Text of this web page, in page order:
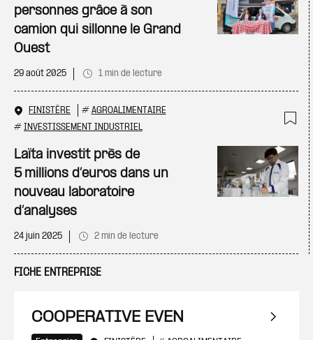
personnes grâce à son
camion qui sillonne le Grand
Ouest
29 août 2025 1 min de lecture
FINISTÈRE # AGROALIMENTAIRE
# INVESTISSEMENT INDUSTRIEL
Laïta investit près de
5 millions d’euros dans un
nouveau laboratoire
d’analyses
24 juin 2025 2 min de lecture
FICHE ENTREPRISE
COOPERATIVE EVEN